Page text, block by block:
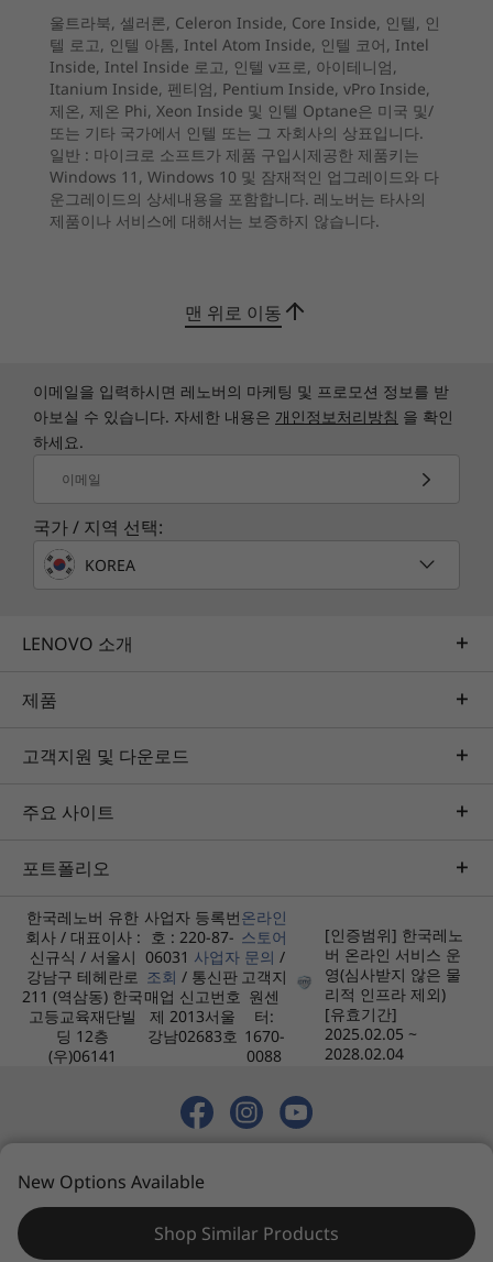
사실적이고 정확한 색상을 제공하는 밝은 UHD
95% DCI-P3 디스플레이에서 좋아하는 비디오를
스트리밍하십시오. 독창적인 레노버 디자인의 듀
얼 JBL® 5W 스피커로 사운드를 높여 베이스 사운드
를 더욱 풍부하고 크게 만들어 줍니다.
가정용 파워하우스 엔진
Yoga AIO 7의 강력한 디자인은 까다로운 홈 오피
스나 바쁜 가정을 위해 제작되었습니다. AMD
Ryzen™ 6000 시리즈 모바일 프로세서로 멀티태스
킹 프로젝트를 수행하거나 AMD Radeon™ RX
듀얼 컨트롤 기능
Yoga AIO 7 올인원을 사용하면 노트북과 휴대폰과
같이 즐겨 사용하는 다른 장치를 잊어버리지 않을
수 있습니다. 노트북을 AIO 7의 모든 기능을 갖춘
USB-C 포트에 연결하면 노트북을 충전하는 동안
하나의 키보드와 마우스로 더 큰 오디오, 더 나은
시각 및 듀얼 컨트롤을 사용할 수 있습니다. 무선
전송을 통해 휴대폰을 디스플레이에 연결하고 대
형 화면에서 좋아하는 소셜 미디어 앱을 탐색해 보
십시오.
크기(높이 x 가로 x 세로)
242mm x 614.6mm x 475.1mm / 9.53″ x 24.20″ x 18.70″
무게
최소 무게: 12.39kg
색상
최대 WiFi 6 802.11ax/ac
포트/슬롯
측면:
USB-C 3.2 Gen 2
OSD(On Screen Display)용 조이스틱
스위치 키
헤드폰/마이크 콤보
USB 3.2 Gen 2(절전 충전)
DisplayPort 출력
LAN 입력
USB-C 2.0
성 및 운영 환경과 같은 많은 요인에 따라 달라집니다. 실제 속도는 달라질 수 있으며 예상보다
기본 구성
Yoga AIO 7(27″ AMD)
300W AC 어댑터
빠른 시작 설명서
Microsoft Office 365 평가판
*미국, 영국 및 독일만 해당
사양은 지역 또는 모델에 따라 다를 수 있습니다.
USB 2.0
USB 2.0
USB-C 3.2 Gen 2
-USB-C 3.2 Gen 2
13-OSD용 조이스틱
로세서
운영 체제
최대 Windows 11
Pro
메모리
최대 16GB LPDDR5
운영 체제
Up to Windows 11
Pro
메모리
LPDDR5X
(9600MT/s)
PCIe Gen4 SSD
울트라북, 셀러론, Celeron Inside, Core Inside, 인텔, 인
텔 로고, 인텔 아톰, Intel Atom Inside, 인텔 코어, Intel
Inside, Intel Inside 로고, 인텔 v프로, 아이테니엄,
Itanium Inside, 펜티엄, Pentium Inside, vPro Inside,
제온, 제온 Phi, Xeon Inside 및 인텔 Optane은 미국 및/
또는 기타 국가에서 인텔 또는 그 자회사의 상표입니다.
일반 : 마이크로 소프트가 제품 구입시제공한 제품키는
Windows 11, Windows 10 및 잠재적인 업그레이드와 다
운그레이드의 상세내용을 포함합니다. 레노버는 타사의
제품이나 서비스에 대해서는 보증하지 않습니다.
맨 위로 이동
이메일을 입력하시면 레노버의 마케팅 및 프로모션 정보를 받
아보실 수 있습니다. 자세한 내용은 개인정보처리방침 을 확인
하세요.
이메일
국가 / 지역 선택:
KOREA
LENOVO 소개
제품
고객지원 및 다운로드
주요 사이트
포트폴리오
한국레노버 유한
회사 / 대표이사 :
신규식 / 서울시
강남구 테헤란로
211 (역삼동) 한국
고등교육재단빌
딩 12층
(우)06141
사업자 등록번
호 : 220-87-
06031 사업자
조회 / 통신판
매업 신고번호
제 2013서울
강남02683호
온라인
스토어
문의 /
고객지
원센
터:
1670-
0088
[인증범위] 한국레노
버 온라인 서비스 운
영(심사받지 않은 물
리적 인프라 제외)
[유효기간]
2025.02.05 ~
2028.02.04
개인정보 처리방침
New Options Available
Shop Similar Products